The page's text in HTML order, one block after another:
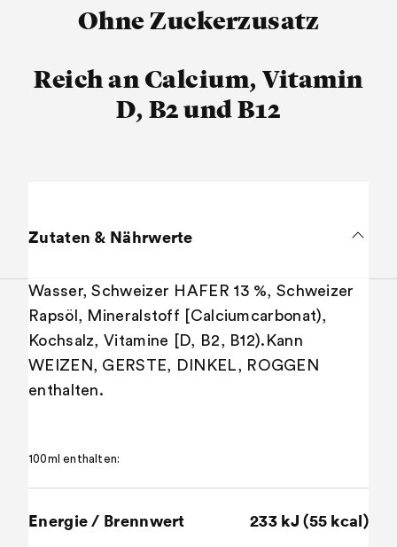
Ohne Zuckerzusatz
Reich an Calcium, Vitamin
D, B2 und B12
Zutaten & Nährwerte
Wasser, Schweizer HAFER 13 %, Schweizer
Rapsöl, Mineralstoff [Calciumcarbonat),
Kochsalz, Vitamine [D, B2, B12).Kann
WEIZEN, GERSTE, DINKEL, ROGGEN
enthalten.
100ml enthalten:
Energie / Brennwert 233 kJ (55 kcal)